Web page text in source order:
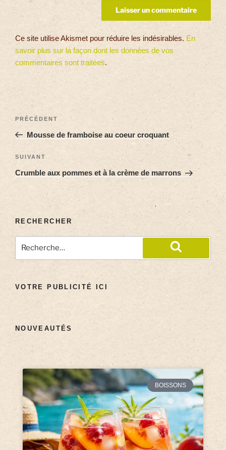
Ce site utilise Akismet pour réduire les indésirables. En
savoir plus sur la façon dont les données de vos
commentaires sont traitées.
PRÉCÉDENT
Mousse de framboise au coeur croquant
SUIVANT
Crumble aux pommes et à la crème de marrons
RECHERCHER
VOTRE PUBLICITÉ ICI
NOUVEAUTÉS
BOISSONS